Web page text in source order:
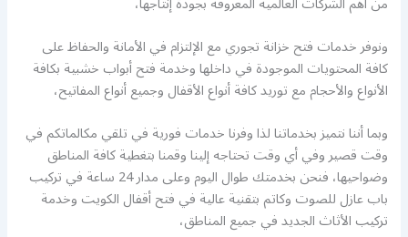
ونوفر خدمات فتح خزانة تجوري مع الإلتزام في الأمانة والحفاظ على
كافة المحتويات الموجودة في داخلها وخدمة فتح أبواب خشبية بكافة
الأنواع والأحجام مع توريد كافة أنواع الأقفال وجميع أنواع المفاتيح،
وبما أننا نتميز بخدماتنا لذا وفرنا خدمات فورية في تلقي مكالماتكم في
وقت قصير وفي أي وقت تحتاجه إلينا وقمنا بتغطية كافة المناطق
وضواحيها، فنحن بخدمتك طوال اليوم وعلى مدار 24 ساعة في تركيب
باب عازل للصوت وكاتم بتقنية عالية في فتح أقفال الكويت وخدمة
تركيب الأثاث الجديد في جميع المناطق،